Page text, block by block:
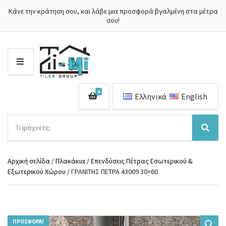
Κάνε την κράτηση σου, και λάβε μια προσφορά βγαλμένη στα μέτρα
σου!
Μ
Ε
ν
μ
α
κ
α
ή
τ
Α
ν
τ
0 Ελληνικά English
Αρχική σελίδα /Πλακάκια /Επενδύσεις Πέτρας Εσωτερικού &
Εξωτερικού Χώρου / ΓΡΑΝΙΤΗΣ ΠΕΤΡΑ 43009 30×60
ΠΡΟΣΦΟΡΆ!